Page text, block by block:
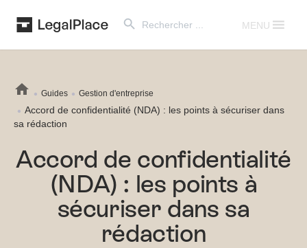
for:
MENU
Guides Gestion d'entreprise
Accord de confidentialité (NDA) : les points à sécuriser dans
sa rédaction
Accord de confidentialité
(NDA) : les points à
sécuriser dans sa
rédaction